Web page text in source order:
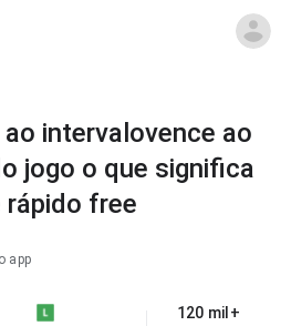
intervalovence ao
jogo o que significa
rápido free
app
120 mil+